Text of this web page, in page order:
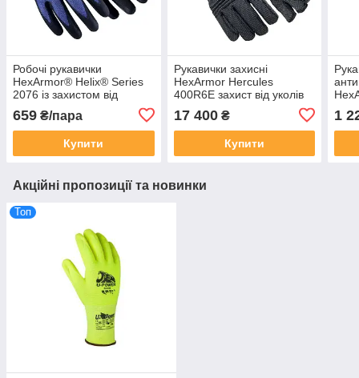
Робочі рукавички
HexArmor® Helix® Series
2076 із захистом від
659 ₴/пара
Купити
Рукавички захисні
HexArmor Hercules
400R6E захист від уколів
та порізів, колючого дроту
(6063409)
17 400₴
Купити
1
Акційні пропозиції та новинки
Топ